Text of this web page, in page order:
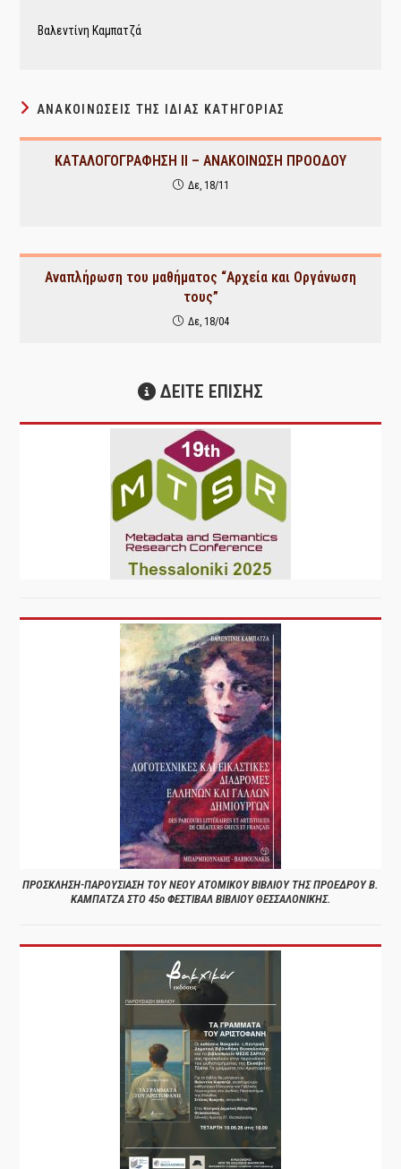
Βαλεντίνη Καμπατζά
ΑΝΑΚΟΙΝΏΣΕΙΣ ΤΗΣ ΊΔΙΑΣ ΚΑΤΗΓΟΡΊΑΣ
ΚΑΤΑΛΟΓΟΓΡΑΦΗΣΗ ΙΙ – ΑΝΑΚΟΙΝΩΣΗ ΠΡΟΟΔΟΥ
Δε, 18/11
Αναπλήρωση του μαθήματος “Αρχεία και Οργάνωση
τους”
Δε, 18/04
ΔΕΙΤΕ ΕΠΙΣΗΣ
ΠΡΟΣΚΛΗΣΗ-ΠΑΡΟΥΣΙΑΣΗ ΤΟΥ ΝΕΟΥ ΑΤΟΜΙΚΟΥ ΒΙΒΛΙΟΥ ΤΗΣ ΠΡΟΕΔΡΟΥ Β.
ΚΑΜΠΑΤΖΑ ΣΤΟ 45ο ΦΕΣΤΙΒΑΛ ΒΙΒΛΙΟΥ ΘΕΣΣΑΛΟΝΙΚΗΣ.